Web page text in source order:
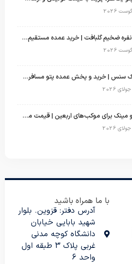
قیمت پتو یک‌نفره ضخیم گلبافت | خرید عمده مستقیم با بهترین قیمت
قیمت پتو سبک سنس | خرید و پخش عمده پتو مسافرتی Sense
خرید عمده پتو مینک برای موکب‌های اربعین | قیمت مناسب و ارسال سریع
با ما همراه باشید
آدرس دفتر: قزوین. بلوار
شهید بابایی خیابان
دانشگاه کوچه مدنی
غربی پلاک 3 طبقه اول
واحد 6